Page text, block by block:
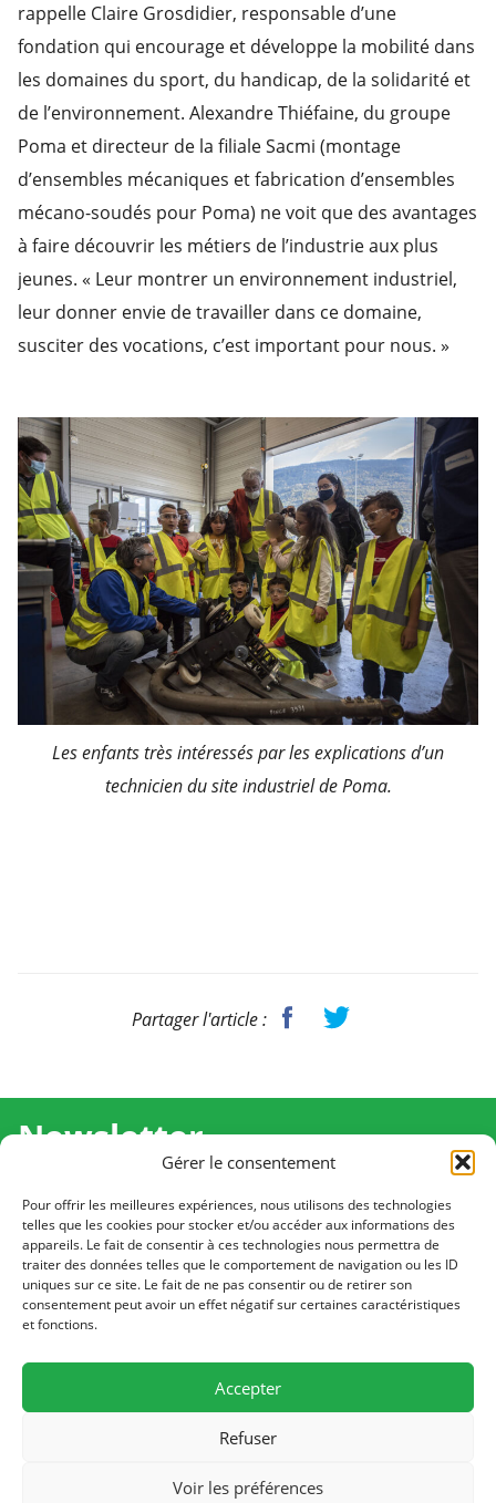
Gérer le consentement
Pour offrir les meilleures expériences, nous utilisons des technologies
telles que les cookies pour stocker et/ou accéder aux informations des
appareils. Le fait de consentir à ces technologies nous permettra de
traiter des données telles que le comportement de navigation ou les ID
uniques sur ce site. Le fait de ne pas consentir ou de retirer son
consentement peut avoir un effet négatif sur certaines caractéristiques
et fonctions.
Accepter
Refuser
Voir les préférences
rappelle Claire Grosdidier, responsable d’une
fondation qui encourage et développe la mobilité dans
les domaines du sport, du handicap, de la solidarité et
de l’environnement. Alexandre Thiéfaine, du groupe
Poma et directeur de la filiale Sacmi (montage
d’ensembles mécaniques et fabrication d’ensembles
mécano-soudés pour Poma) ne voit que des avantages
à faire découvrir les métiers de l’industrie aux plus
jeunes. « Leur montrer un environnement industriel,
leur donner envie de travailler dans ce domaine,
susciter des vocations, c’est important pour nous. »
Les enfants très intéressés par les explications d’un
technicien du site industriel de Poma.
Partager l'article :
Newsletter
Recevez l'actualité de Ma Chance Moi Aussi pour en
savoir plus sur nos temps forts et nos résultats.
Cliquez pour vous inscrire